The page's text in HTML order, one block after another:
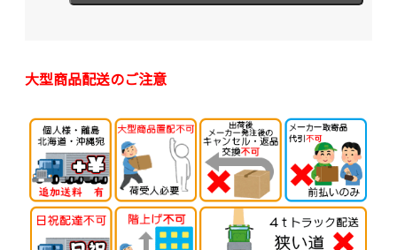
大型商品配送のご注意